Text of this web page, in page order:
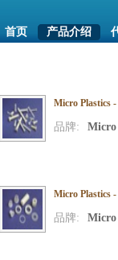
首页 产品介绍
Micro Plastics
品牌: Micro
Micro Plastics
品牌: Micro